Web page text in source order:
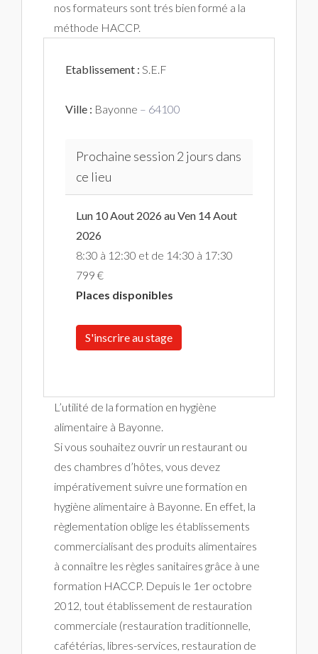
nos formateurs sont trés bien formé a la
méthode HACCP.
Etablissement : S.E.F
Ville : Bayonne – 64100
Prochaine session 2 jours dans
ce lieu
Lun 10 Aout 2026 au Ven 14 Aout
2026
8:30 à 12:30 et de 14:30 à 17:30
799 €
Places disponibles
S'inscrire au stage
L’utilité de la formation en hygiène
alimentaire à Bayonne.
Si vous souhaitez ouvrir un restaurant ou
des chambres d’hôtes, vous devez
impérativement suivre une formation en
hygiène alimentaire à Bayonne. En effet, la
règlementation oblige les établissements
commercialisant des produits alimentaires
à connaître les règles sanitaires grâce à une
formation HACCP. Depuis le 1er octobre
2012, tout établissement de restauration
commerciale (restauration traditionnelle,
cafétérias, libres-services, restauration de